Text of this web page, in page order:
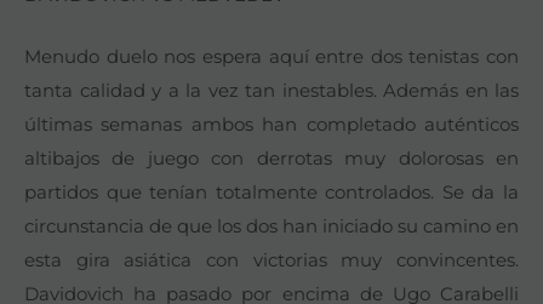
Menudo duelo nos espera aquí entre dos tenistas con
tanta calidad y a la vez tan inestables. Además en las
últimas semanas ambos han completado auténticos
altibajos de juego con derrotas muy dolorosas en
partidos que tenían totalmente controlados. Se da la
circunstancia de que los dos han iniciado su camino en
esta gira asiática con victorias muy convincentes.
Davidovich ha pasado por encima de Ugo Carabelli